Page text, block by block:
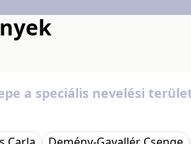
a speciális nevelési